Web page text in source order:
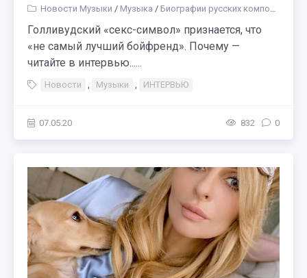
Новости Музыки / Музыка / Биографии русских композиторов и музыкантов
Голливудский «секс-символ» признается, что
«не самый лучший бойфренд». Почему —
читайте в интервью......
Новости , Музыки , ИНТЕРВЬЮ
07.05.20 832 0